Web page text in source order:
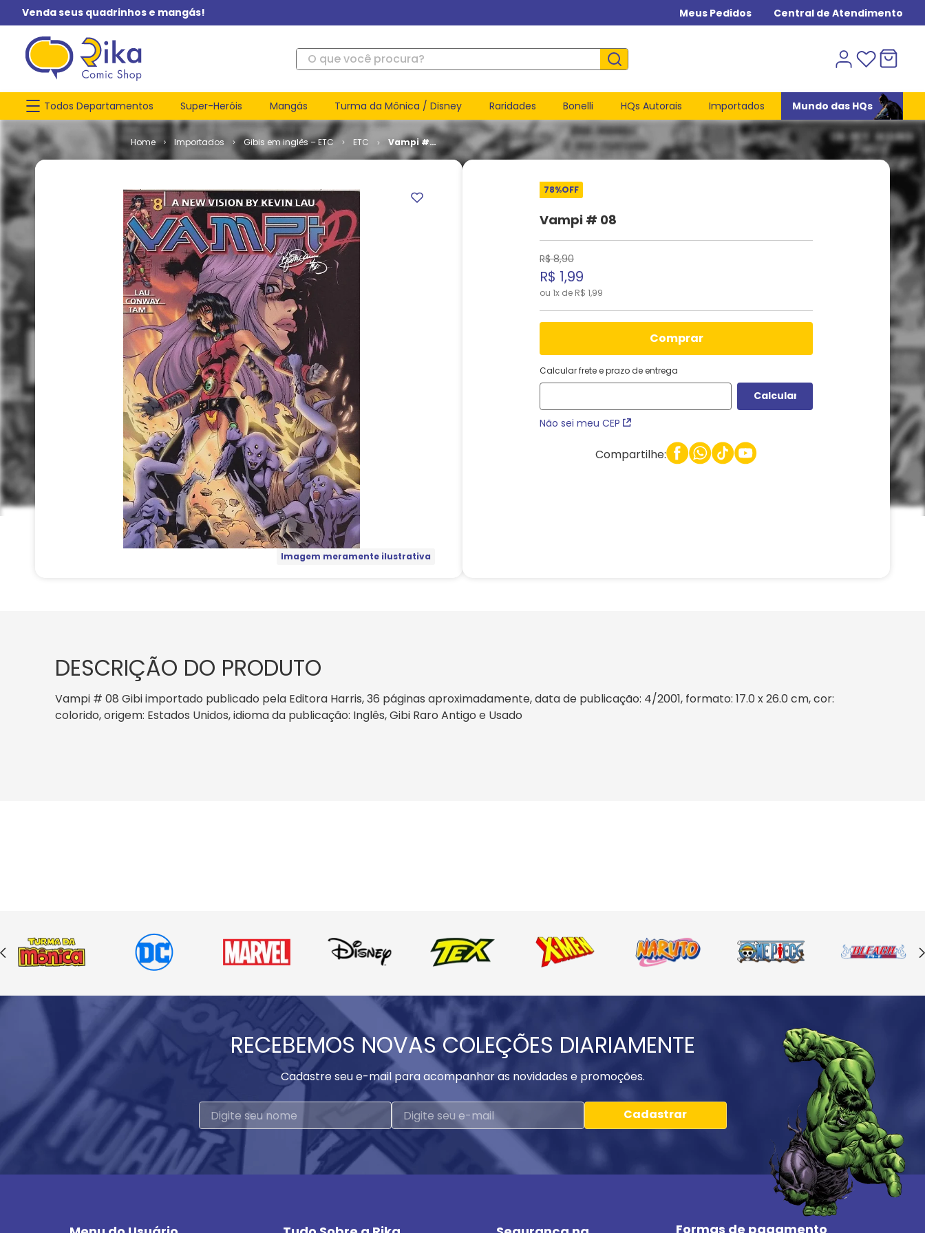
Venda seus quadrinhos e mangás! Meus Pedidos Central de Atendimento
O que você procura?
Todos Departamentos Super-Heróis Mangás Turma da Mônica / Disney Raridades Bonelli HQs Autorais Importados Mundo das HQs
Importados Gibis em inglês – ETC ETC
Vampi #
08
Imagem meramente ilustrativa
78%OFF
Vampi # 08
R$ 8,90
R$ 1,99
ou 1x de R$ 1,99
comprar
Calcular frete e prazo de entrega
Não sei meu CEP
Compartilhe:
DESCRIÇÃO DO PRODUTO
Vampi # 08 Gibi importado publicado pela Editora Harris, 36 páginas aproximadamente, data de publicação: 4/2001, formato: 17.0 x 26.0 cm, cor:
colorido, origem: Estados Unidos, idioma da publicação: Inglês, Gibi Raro Antigo e Usado
RECEBEMOS NOVAS COLEÇÕES DIARIAMENTE
Cadastre seu e-mail para acompanhar as novidades e promoções.
Cadastrar
Formas de pagamento